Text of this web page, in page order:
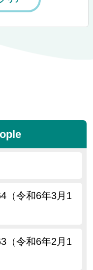
（令和6年3月1
（令和6年2月1